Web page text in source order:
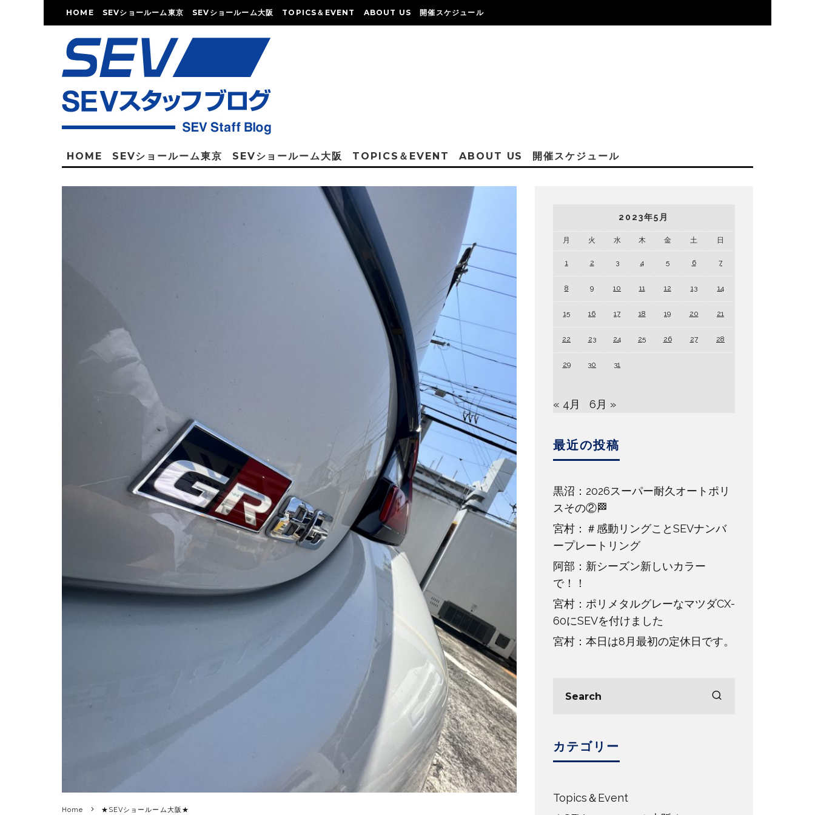
HOME SEVショールーム東京 SEVショールーム大阪 TOPICS＆EVENT ABOUT US 開催スケジュール
HOME SEVショールーム東京 SEVショールーム大阪 TOPICS＆EVENT ABOUT US 開催スケジュール
Home ★SEVショールーム大阪★
2023年5月
月 火 水 木 金 土 日
1 2 3 4 5 6 7
8 9 10 11 12 13 14
15 16 17 18 19 20 21
22 23 24 25 26 27 28
29 30 31
« 4月 6月 »
最近の投稿
黒沼：2026スーパー耐久オートポリ
スその②🏁
宮村：＃感動リングことSEVナンバ
ープレートリング
阿部：新シーズン新しいカラー
で！！
宮村：ポリメタルグレーなマツダCX-
60にSEVを付けました
宮村：本日は8月最初の定休日です。
カテゴリー
Topics＆Event